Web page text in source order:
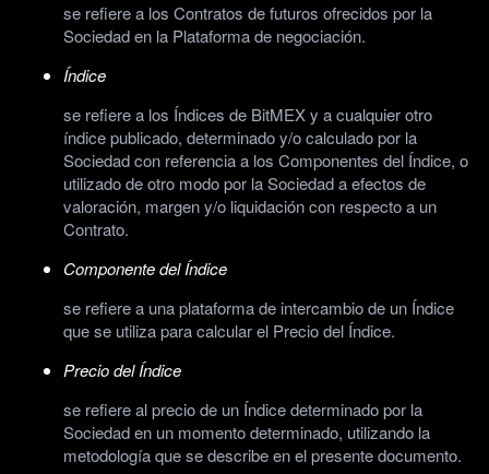
se refiere a los Contratos de futuros ofrecidos por la
Sociedad en la Plataforma de negociación.
Índice
se refiere a los Índices de BitMEX y a cualquier otro
índice publicado, determinado y/o calculado por la
Sociedad con referencia a los Componentes del Índice, o
utilizado de otro modo por la Sociedad a efectos de
valoración, margen y/o liquidación con respecto a un
Contrato.
Componente del Índice
se refiere a una plataforma de intercambio de un Índice
que se utiliza para calcular el Precio del Índice.
Precio del Índice
se refiere al precio de un Índice determinado por la
Sociedad en un momento determinado, utilizando la
metodología que se describe en el presente documento.